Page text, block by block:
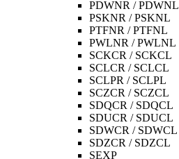
PDWNR / PDWNL
PSKNR / PSKNL
PTFNR / PTFNL
PWLNR / PWLNL
SCKCR / SCKCL
SCLCR / SCLCL
SCLPR / SCLPL
SCZCR / SCZCL
SDQCR / SDQCL
SDUCR / SDUCL
SDWCR / SDWCL
SDZCR / SDZCL
SEXP